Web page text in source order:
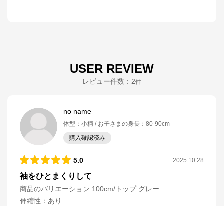
USER REVIEW
レビュー件数： 2件
no name
体型 ： 小柄 お子さまの身長 ： 80-90cm
購入確認済み
5.0 2025.10.28
袖をひとまくりして
商品のバリエーション:100cm/トップ グレー
伸縮性 ： あり